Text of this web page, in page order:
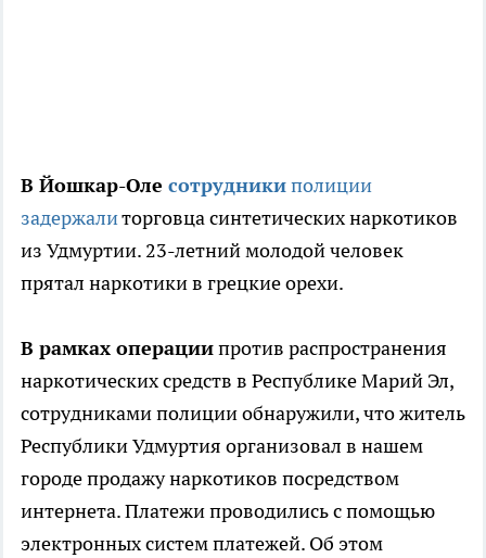
В Йошкар-Оле сотрудникиполиции
задержалиторговца синтетических наркотиков
из Удмуртии. 23-летний молодой человек
прятал наркотики в грецкие орехи.
В рамках операциипротив распространения
наркотических средств в Республике Марий Эл,
сотрудниками полиции обнаружили, что житель
Республики Удмуртия организовал в нашем
городе продажу наркотиков посредством
интернета. Платежи проводились с помощью
электронных систем платежей. Об этом